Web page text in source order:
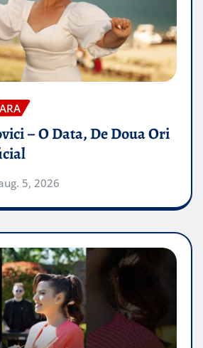
– O Data, De Doua Ori
5, 2026